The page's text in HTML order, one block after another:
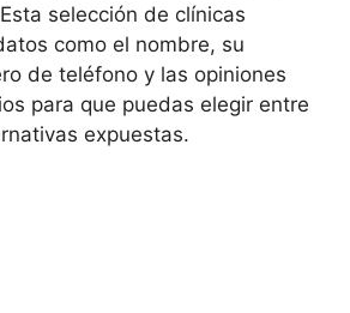
selección de clínicas
como el nombre, su
de teléfono y las opiniones
para que puedas elegir entre
expuestas.